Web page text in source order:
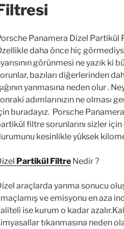
Panamera Dizel Partikül
daha önce hiç
görünmesi ne yazık
bazıları diğerlerinden
yanmasına neden olur .
adımlarınızın ne olması
buradayız. Porsche
filtre sorunlarını sizler
kesinlikle yüksek
Partikül Filtre Nedir ?
araçlarda yanma sonucu
ve emisyonu en aza
ise kurum o kadar
tıkanmasına neden